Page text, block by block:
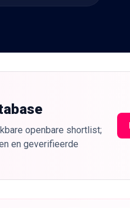
openbare shortlist;
en geverifieerde